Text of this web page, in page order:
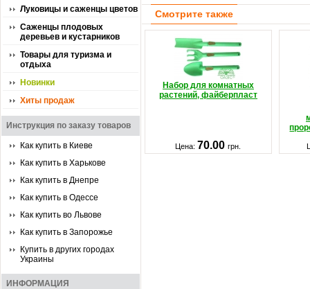
Луковицы и саженцы цветов
Саженцы плодовых
деревьев и кустарников
Товары для туризма и
отдыха
Новинки
Хиты продаж
Инструкция по заказу товаров
Как купить в Киеве
Как купить в Харькове
Как купить в Днепре
Как купить в Одессе
Как купить во Львове
Как купить в Запорожье
Купить в других городах
Украины
ИНФОРМАЦИЯ
Смотрите также
Набор для комнатных
растений, файберпласт
Цена: 70.00грн.